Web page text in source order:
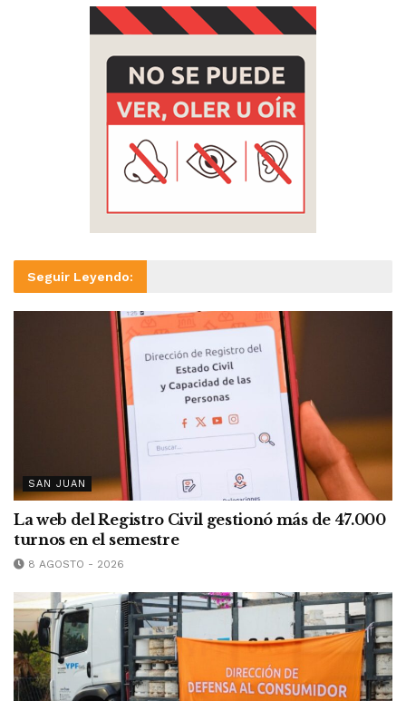
Seguir Leyendo:
SAN JUAN
La web del Registro Civil gestionó más de 47.000
turnos en el semestre
8 AGOSTO - 2026